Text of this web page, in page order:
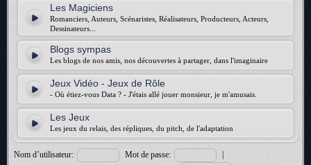
Les Magiciens
Romanciers, Auteurs, Scénaristes, Réalisateurs, Producteurs, Acteurs,
Dessinateurs...
Blogs sympas
Les blogs de nos amis, nos découvertes à partager, dans l'imaginaire
Jeux Vidéo - Jeux de Rôle
- Où étiez-vous Data ? - J'étais allé jouer monsieur, je m'amusais.
Les Jeux
Les jeux du relais, des répliques, du pitch, de l'adaptation
Nom d’utilisateur: Mot de passe:
|